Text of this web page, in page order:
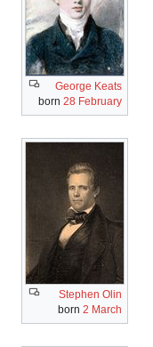
George Keats
born 28 February
Stephen Olin
born 2 March